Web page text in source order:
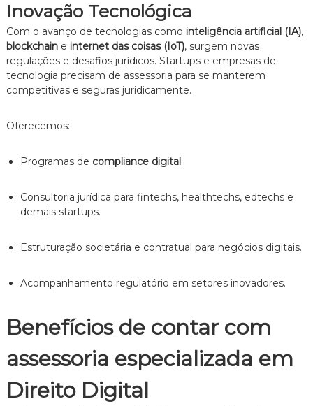
Inovação Tecnológica
Com o avanço de tecnologias como inteligência artificial (IA),
blockchaine internet das coisas (IoT), surgem novas
regulações e desafios jurídicos. Startups e empresas de
tecnologia precisam de assessoria para se manterem
competitivas e seguras juridicamente.
Oferecemos:
Programas de compliance digital.
Consultoria jurídica para fintechs, healthtechs, edtechs e
demais startups.
Estruturação societária e contratual para negócios digitais.
Acompanhamento regulatório em setores inovadores.
Benefícios de contar com
assessoria especializada em
Direito Digital